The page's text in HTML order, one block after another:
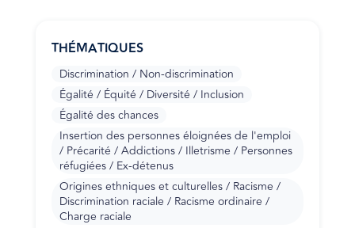
THÉMATIQUES
Discrimination / Non-discrimination
Égalité / Équité / Diversité / Inclusion
Égalité des chances
Insertion des personnes éloignées de l'emploi
/ Précarité / Addictions / Illetrisme / Personnes
réfugiées / Ex-détenus
Origines ethniques et culturelles / Racisme /
Discrimination raciale / Racisme ordinaire /
Charge raciale